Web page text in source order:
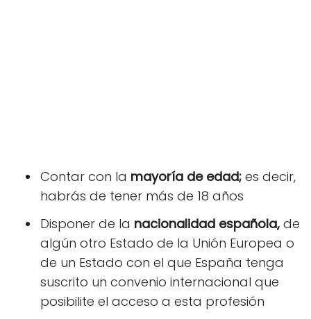
Contar con la mayoría de edad; es decir,
habrás de tener más de 18 años
Disponer de la nacionalidad española, de
algún otro Estado de la Unión Europea o
de un Estado con el que España tenga
suscrito un convenio internacional que
posibilite el acceso a esta profesión